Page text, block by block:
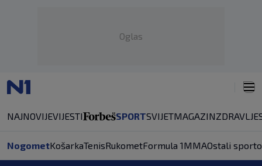
Oglas
NAJNOVIJEVIJESTI SPORTSVIJETMAGAZINZDRAVLJE
NogometKošarkaTenisRukometFormula 1MMAOstali